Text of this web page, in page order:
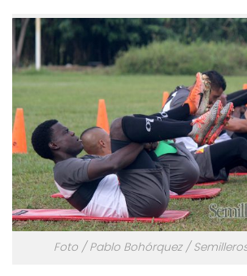
Foto / Pablo Bohórquez /